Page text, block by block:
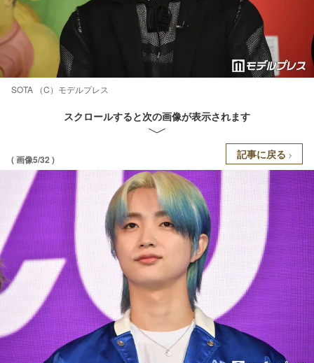
SOTA （C）モデルプレス
スクロールすると次の画像が表示されます
( 画像5/32 ) 記事に戻る